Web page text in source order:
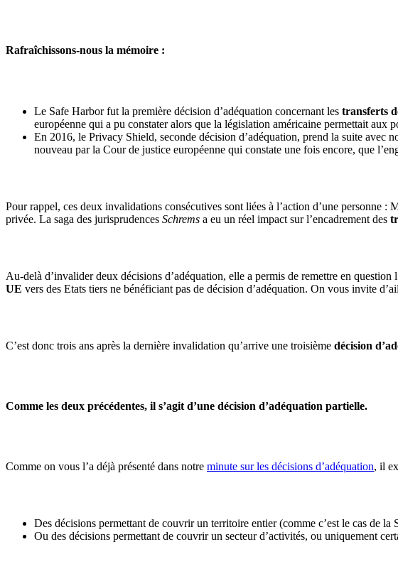
Rafraîchissons-nous la mémoire :
Le Safe Harbor fut la première décision d’adéquation concernant les transferts
européenne qui a pu constater alors que la législation américaine permettait aux
En 2016, le Privacy Shield, seconde décision d’adéquation, prend la suite avec
nouveau par la Cour de justice européenne qui constate une fois encore, que
Pour rappel, ces deux invalidations consécutives sont liées à l’action d’une personne
privée. La saga des jurisprudences Schrems a eu un réel impact sur l’encadrement des
Au-delà d’invalider deux décisions d’adéquation, elle a permis de remettre en question
UE vers des Etats tiers ne bénéficiant pas de décision d’adéquation. On vous invite
C’est donc trois ans après la dernière invalidation qu’arrive une troisième décision
Comme les deux précédentes, il s’agit d’une décision d’adéquation partielle.
Comme on vous l’a déjà présenté dans notre minute sur les décisions d’adéquation, il
Des décisions permettant de couvrir un territoire entier (comme c’est le cas de la
Ou des décisions permettant de couvrir un secteur d’activités, ou uniquement